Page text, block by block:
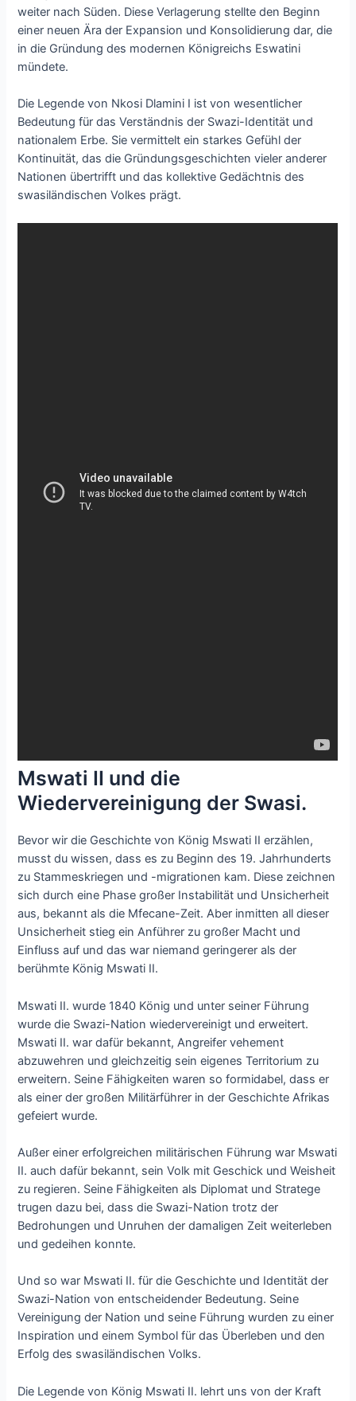
weiter nach Süden. Diese Verlagerung stellte den Beginn
einer neuen Ära der Expansion und Konsolidierung dar, die
in die Gründung des modernen Königreichs Eswatini
mündete.
Die Legende von Nkosi Dlamini I ist von wesentlicher
Bedeutung für das Verständnis der Swazi-Identität und
nationalem Erbe. Sie vermittelt ein starkes Gefühl der
Kontinuität, das die Gründungsgeschichten vieler anderer
Nationen übertrifft und das kollektive Gedächtnis des
swasiländischen Volkes prägt.
Mswati II und die
Wiedervereinigung der Swasi.
Bevor wir die Geschichte von König Mswati II erzählen,
musst du wissen, dass es zu Beginn des 19. Jahrhunderts
zu Stammeskriegen und -migrationen kam. Diese zeichnen
sich durch eine Phase großer Instabilität und Unsicherheit
aus, bekannt als die Mfecane-Zeit. Aber inmitten all dieser
Unsicherheit stieg ein Anführer zu großer Macht und
Einfluss auf und das war niemand geringerer als der
berühmte König Mswati II.
Mswati II. wurde 1840 König und unter seiner Führung
wurde die Swazi-Nation wiedervereinigt und erweitert.
Mswati II. war dafür bekannt, Angreifer vehement
abzuwehren und gleichzeitig sein eigenes Territorium zu
erweitern. Seine Fähigkeiten waren so formidabel, dass er
als einer der großen Militärführer in der Geschichte Afrikas
gefeiert wurde.
Außer einer erfolgreichen militärischen Führung war Mswati
II. auch dafür bekannt, sein Volk mit Geschick und Weisheit
zu regieren. Seine Fähigkeiten als Diplomat und Stratege
trugen dazu bei, dass die Swazi-Nation trotz der
Bedrohungen und Unruhen der damaligen Zeit weiterleben
und gedeihen konnte.
Und so war Mswati II. für die Geschichte und Identität der
Swazi-Nation von entscheidender Bedeutung. Seine
Vereinigung der Nation und seine Führung wurden zu einer
Inspiration und einem Symbol für das Überleben und den
Erfolg des swasiländischen Volks.
Die Legende von König Mswati II. lehrt uns von der Kraft